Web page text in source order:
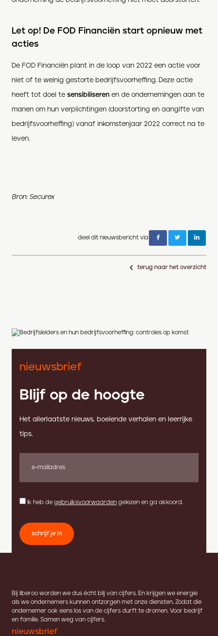
Let op! De FOD Financiën start opnieuw met
acties
De FOD Financiën plant in de loop van 2022 een actie voor
niet of te weinig gestorte bedrijfsvoorheffing. Deze actie
heeft tot doel te sensibiliseren en de ondernemingen aan te
manen om hun verplichtingen (doorstorting en aangifte van
bedrijfsvoorheffing) vanaf inkomstenjaar 2022 correct na te
leven.
Bron: Securex
deel dit nieuwsbericht via
terug naar het overzicht
nieuwsbrief
Blijf op de hoogte
Het allerlaatste nieuws, boeiende verhalen en leerrijke
tips.
Ik heb de gebruiksvoorwaarden gelezen en ga akkoord.
schrijf je in
Bij liberoo worden we dus écht blij van cijfers. En krijgen we energie
als we ondernemers kunnen ontzorgen met onze diensten. Zodat die
ondernemer ook eens los van de cijfers durft te dromen. Voor bedrijf
en familie. Samen weg van cijfers.
nieuwsbrief